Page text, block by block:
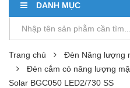
DANH MỤC
Trang chủ
Đèn Năng lượng
Đèn cắm cỏ năng lượng
Solar BGC050 LED2/730 SS